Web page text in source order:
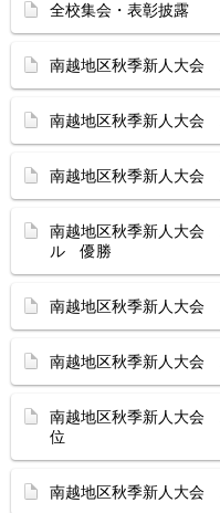
全校集会・表彰披露
南越地区秋季新人大
南越地区秋季新人大
南越地区秋季新人大
南越地区秋季新人大
ル 優勝
南越地区秋季新人大
南越地区秋季新人大
南越地区秋季新人大
位
南越地区秋季新人大